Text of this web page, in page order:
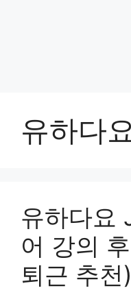
유하다요
유하다요
어 강의
퇴근 추천)